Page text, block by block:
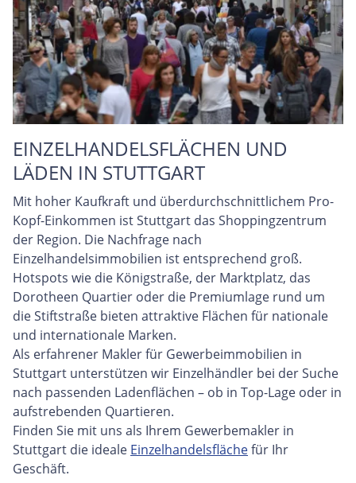
EINZELHANDELSFLÄCHEN UND
LÄDEN IN STUTTGART
Mit hoher Kaufkraft und überdurchschnittlichem Pro-
Kopf-Einkommen ist Stuttgart das Shoppingzentrum
der Region. Die Nachfrage nach
Einzelhandelsimmobilien ist entsprechend groß.
Hotspots wie die Königstraße, der Marktplatz, das
Dorotheen Quartier oder die Premiumlage rund um
die Stiftstraße bieten attraktive Flächen für nationale
und internationale Marken.
Als erfahrener Makler für Gewerbeimmobilien in
Stuttgart unterstützen wir Einzelhändler bei der Suche
nach passenden Ladenflächen – ob in Top-Lage oder in
aufstrebenden Quartieren.
Finden Sie mit uns als Ihrem Gewerbemakler in
Stuttgart die ideale Einzelhandelsflächefür Ihr
Geschäft.